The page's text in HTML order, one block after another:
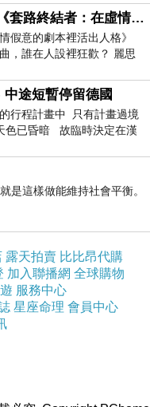
對猶太人起義
土，從而開始
一部分
織的中世紀早
不過西歐的
和AI 共創小說，《套路終結者：在虛情假意的劇本裡活出人格》
假意的劇本裡活出人格》
，誰在人設裡狂歡？ 麗思
內，燈光昏
途短暫停留德國
行程計畫中 只有計畫過境
色已昏暗 故臨時決定在漢
是這樣做能維持社會平衡。
露天拍賣 比比昂代購
加入聯播網 全球購物
服務中心
星座命理 會員中心